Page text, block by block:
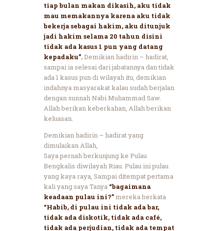
tiap bulan makan dikasih, aku tidak
mau memakannya karena aku tidak
bekerja sebagai hakim, aku ditunjuk
jadi hakim selama 20 tahun disini
tidak ada kasus 1 pun yang datang
kepadaku”.Demikian hadirin – hadirat,
sampai ia selesai dari jabatannya dan tidak
ada 1 kasus pun di wilayah itu, demikian
indahnya masyarakat kalau sudah berjalan
dengan sunnah Nabi Muhammad Saw.
Allah berikan keberkahan, Allah berikan
keluasan.
Demikian hadirin – hadirat yang
dimulaikan Allah,
Saya pernah berkunjung ke Pulau
Bengkalis diwilayah Riau. Pulau ini pulau
yang kaya raya, Sampai ditempat pertama
kali yang saya Tanya “bagaimana
keadaan pulau ini?”mereka berkata
“Habib, di pulau ini tidak ada bar,
tidak ada diskotik, tidak ada café,
tidak ada perjudian, tidak ada tempat